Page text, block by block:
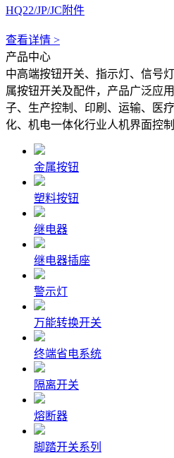
HQ22/JP/JC附件
查看详情 >
产品中心
中高端按钮开关、指示灯、信号
属按钮开关及配件，产品广泛应
子、生产控制、印刷、运输、医
化、机电一体化行业人机界面控制
金属按钮
塑料按钮
继电器
继电器插座
警示灯
万能转换开关
终端省电系统
隔离开关
熔断器
脚踏开关系列